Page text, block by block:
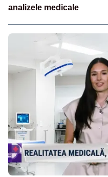
analizele medicale